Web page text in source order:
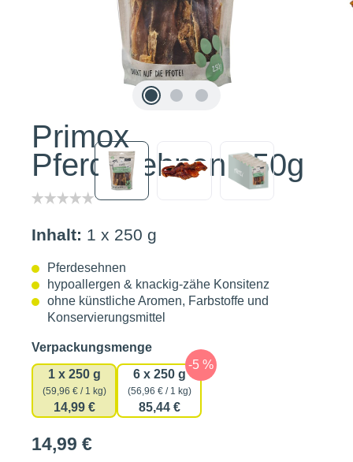
Primox
Pferdesehnen 250g
Inhalt: 1 x 250 g
Pferdesehnen
hypoallergen & knackig-zähe Konsitenz
ohne künstliche Aromen, Farbstoffe und
Konservierungsmittel
Verpackungsmengeauswählen
1 x 250 g
(59,96 € / 1 kg)
14,99 €
6 x 250 g
(56,96 € / 1 kg)
85,44 €
14,99 €